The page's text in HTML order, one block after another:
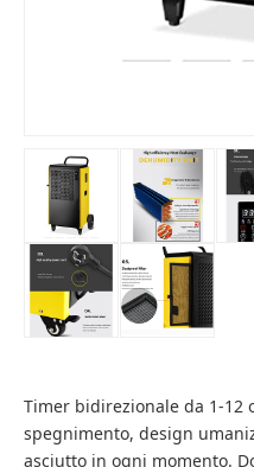
Timer bidirezionale da 1-12
spegnimento, design
asciutto in ogni momento.